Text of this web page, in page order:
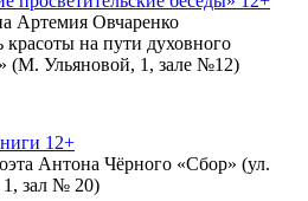
Артемия Овчаренко
красоты на пути духовного
(М. Ульяновой, 1, зале №12)
12+
Антона Чёрного «Сбор» (ул.
зал № 20)